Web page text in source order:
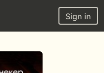
Sign in